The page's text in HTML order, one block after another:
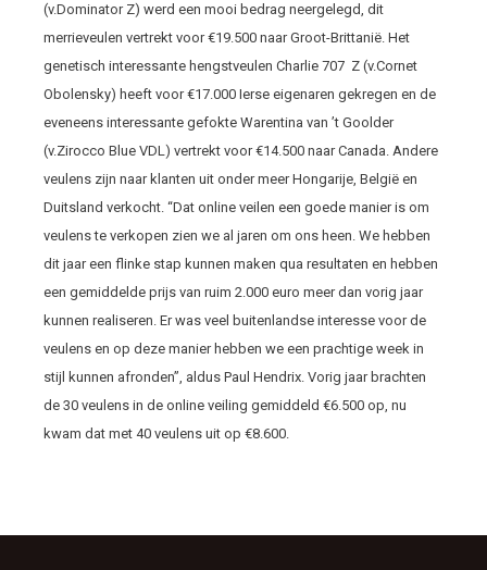
(v.Dominator Z) werd een mooi bedrag neergelegd, dit
merrieveulen vertrekt voor €19.500 naar Groot-Brittanië. Het
genetisch interessante hengstveulen Charlie 707 Z (v.Cornet
Obolensky) heeft voor €17.000 Ierse eigenaren gekregen en de
eveneens interessante gefokte Warentina van ’t Goolder
(v.Zirocco Blue VDL) vertrekt voor €14.500 naar Canada. Andere
veulens zijn naar klanten uit onder meer Hongarije, België en
Duitsland verkocht. “Dat online veilen een goede manier is om
veulens te verkopen zien we al jaren om ons heen. We hebben
dit jaar een flinke stap kunnen maken qua resultaten en hebben
een gemiddelde prijs van ruim 2.000 euro meer dan vorig jaar
kunnen realiseren. Er was veel buitenlandse interesse voor de
veulens en op deze manier hebben we een prachtige week in
stijl kunnen afronden”, aldus Paul Hendrix. Vorig jaar brachten
de 30 veulens in de online veiling gemiddeld €6.500 op, nu
kwam dat met 40 veulens uit op €8.600.